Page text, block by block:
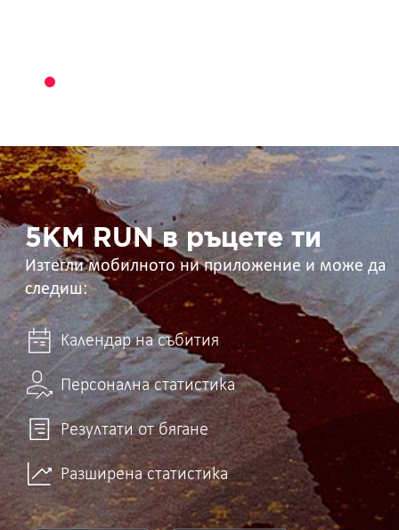
5KM
RUN
в
ръцете
ти 5KM RUN в ръцете ти
Изтегли мобилното ни приложение и може да
следиш:
Календар на събития
Персонална статистика
Резултати от бягане
Разширена статистика